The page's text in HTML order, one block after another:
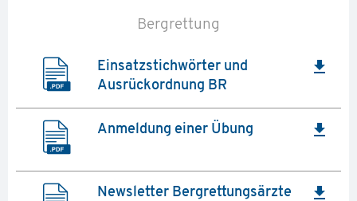
Bergrettung
Einsatzstichwörter und
Ausrückordnung BR
file_download
Anmeldung einer Übung file_download
Newsletter Bergrettungsärzte file_download